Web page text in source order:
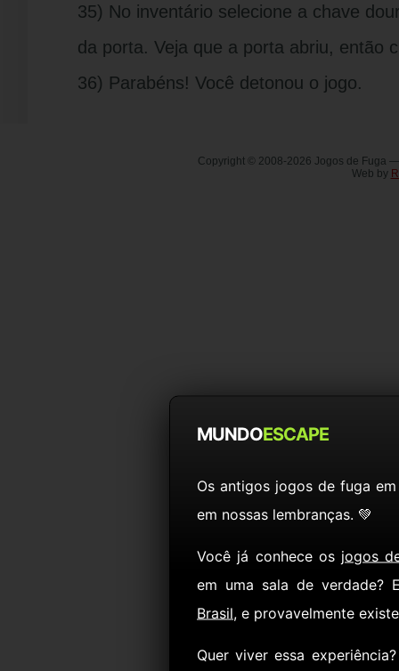
MUNDOESCAPE
Os antigos jogos de fuga
em nossas lembranças. 💚
Você já conhece os jogos
em uma sala de verdade?
Brasil, e provavelmente
Quer viver essa
35) No inventário selecione a chave
da porta. Veja que a porta abriu, então
36) Parabéns! Você detonou o jogo.
Copyright © 2008-2026 Jogos de Fuga
Web by